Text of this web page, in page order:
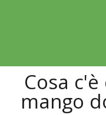
Cosa
mango